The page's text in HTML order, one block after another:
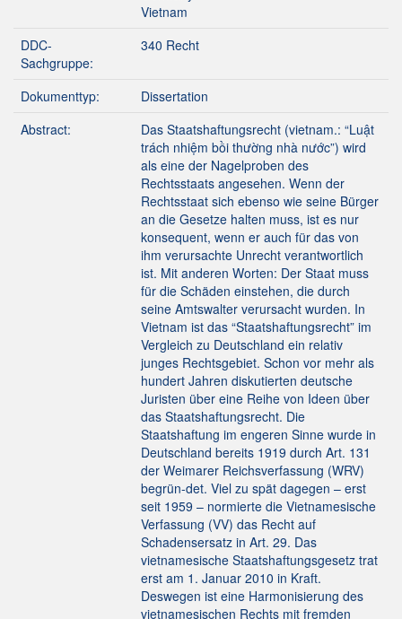
Vietnam
DDC-
Sachgruppe:
340 Recht
Dokumenttyp:
Dissertation
Abstract:
Das Staatshaftungsrecht (vietnam.: “Luật
trách nhiệm bồi thường nhà nước”) wird
als eine der Nagelproben des
Rechtsstaats angesehen. Wenn der
Rechtsstaat sich ebenso wie seine Bürger
an die Gesetze halten muss, ist es nur
konsequent, wenn er auch für das von
ihm verursachte Unrecht verantwortlich
ist. Mit anderen Worten: Der Staat muss
für die Schäden einstehen, die durch
seine Amtswalter verursacht wurden. In
Vietnam ist das “Staatshaftungsrecht” im
Vergleich zu Deutschland ein relativ
junges Rechtsgebiet. Schon vor mehr als
hundert Jahren diskutierten deutsche
Juristen über eine Reihe von Ideen über
das Staatshaftungsrecht. Die
Staatshaftung im engeren Sinne wurde in
Deutschland bereits 1919 durch Art. 131
der Weimarer Reichsverfassung (WRV)
begrün-det. Viel zu spät dagegen – erst
seit 1959 – normierte die Vietnamesische
Verfassung (VV) das Recht auf
Schadensersatz in Art. 29. Das
vietnamesische Staatshaftungsgesetz trat
erst am 1. Januar 2010 in Kraft.
Deswegen ist eine Harmonisierung des
vietnamesischen Rechts mit fremden